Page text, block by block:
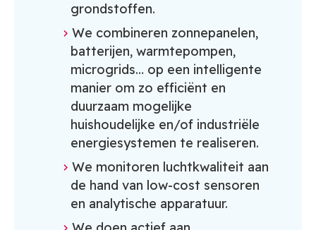
grondstoffen.
We combineren zonnepanelen,
batterijen, warmtepompen,
microgrids… op een intelligente
manier om zo efficiënt en
duurzaam mogelijke
huishoudelijke en/of industriële
energiesystemen te realiseren.
We monitoren luchtkwaliteit aan
de hand van low-cost sensoren
en analytische apparatuur.